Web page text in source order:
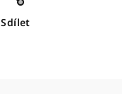
Sdílet